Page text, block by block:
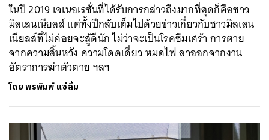
ในปี 2019 เจเนอเรชั่นที่ได้รับการกล่าวถึงมากที่สุดก็คือชาว
มิลเลนเนียลส์ แต่ทั้งปีกลับเต็มไปด้วยข่าวเกี่ยวกับชาวมิลเลน
เนียลส์ที่ไม่ค่อยจะสู้ดีนัก ไม่ว่าจะเป็นโรคซึมเศร้า การตาย
จากความสิ้นหวัง ความโดดเดี่ยว หมดไฟ ลาออกจากงาน
อัตราการฆ่าตัวตาย ฯลฯ
โดยพรพิมพ์ แซ่ลิ้ม
ค้นหา
SHARE